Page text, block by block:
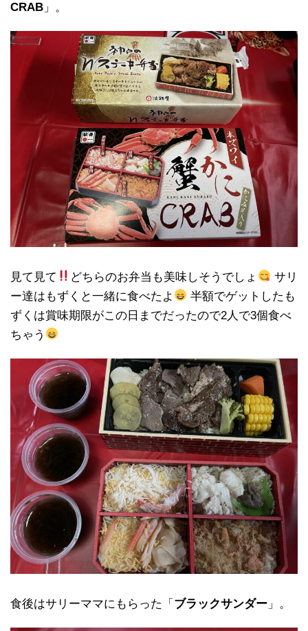
CRAB 」。
見て見て どちらのお弁当も美味しそうでしょ
サリ
ー達はもずくと一緒に食べたよ
半額でゲットしたも
ずくは賞味期限がこの日までだったので2人で3個食べ
ちゃう
食後はサリーママにもらった「 ブラックサンダー 」。